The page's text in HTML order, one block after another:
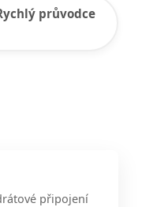
průvodce
připojení